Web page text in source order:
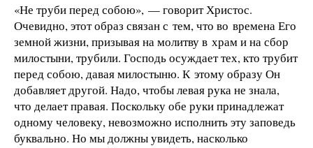
«Не труби перед собою», — говорит Христос.
Очевидно, этот образ связан с тем, что во времена Его
земной жизни, призывая на молитву в храм и на сбор
милостыни, трубили. Господь осуждает тех, кто трубит
перед собою, давая милостыню. К этому образу Он
добавляет другой. Надо, чтобы левая рука не знала,
что делает правая. Поскольку обе руки принадлежат
одному человеку, невозможно исполнить эту заповедь
буквально. Но мы должны увидеть, насколько